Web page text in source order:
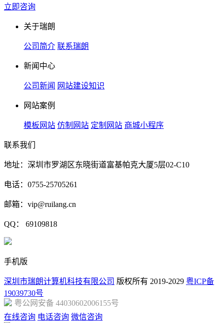
立即咨询
关于瑞朗
公司简介 联系瑞朗
新闻中心
公司新闻 网站建设知识
网站案例
模板网站 仿制网站 定制网站 商城小程序
联系我们
地址：深圳市罗湖区东晓街道富基帕克大厦5层02-C10
电话：0755-25705261
邮箱：vip@ruilang.cn
QQ： 69109818
手机版
深圳市瑞朗计算机科技有限公司 版权所有 2019-2029 粤ICP备
19039730号
粤公网安备 44030602006155号
在线咨询 电话咨询 微信咨询